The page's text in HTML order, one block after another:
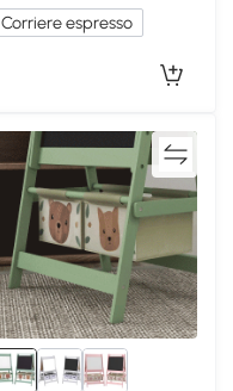
Corriere espresso